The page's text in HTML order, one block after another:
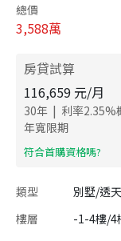
總價
3,588萬
房貸試算
116,659 元/月
30年 | 利率2.35%
年寬限期
​符合首購資格嗎?
類型 別墅/透天
樓層
-1-4樓/4